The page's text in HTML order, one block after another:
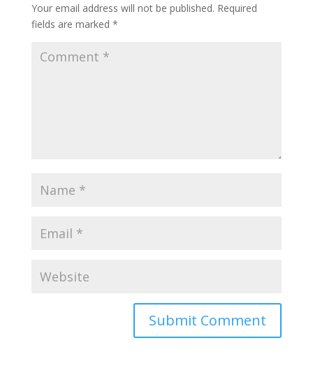
Your email address will not be published. Required
fields are marked *